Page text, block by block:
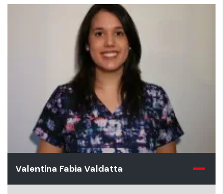
integradas, Docente Supervisor Internado
Clínico Adulto.
Valentina Fabia Valdatta